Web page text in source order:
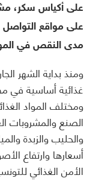
على أكياس سكر،
على مواقع
مدى النقص في
ومنذ بداية الشهر
غذائية أساسية في
ومختلف المواد
الصنع والمشروبات
والحليب والزبدة
أسعارها وارتفاع
الأمن الغذائي